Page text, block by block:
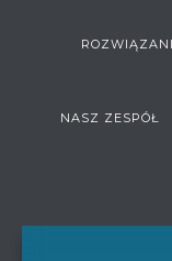
NASZ ZESPÓŁ